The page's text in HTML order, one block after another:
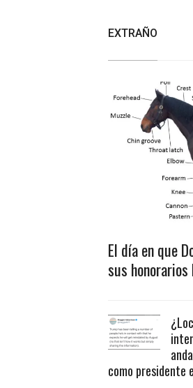
EXTRAÑO
El día en que
sus honorarios
como presidente